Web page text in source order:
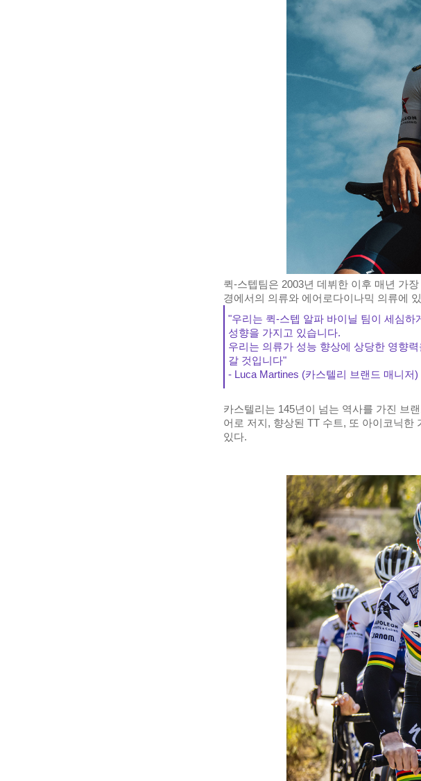
퀵-스텝팀은 2003년 데뷔한 이후 매년 가
경에서의 의류와 에어로다이나믹 의류에
"우리는 퀵-스텝 알파 바이닐 팀이 세심
성향을 가지고 있습니다.
우리는 의류가 성능 향상에 상당한 영향
갈 것입니다"
- Luca Martines (카스텔리 브랜드 매니저)
카스텔리는 145년이 넘는 역사를 가진 브
어로 저지, 향상된 TT 수트, 또 아이코닉한
있다.